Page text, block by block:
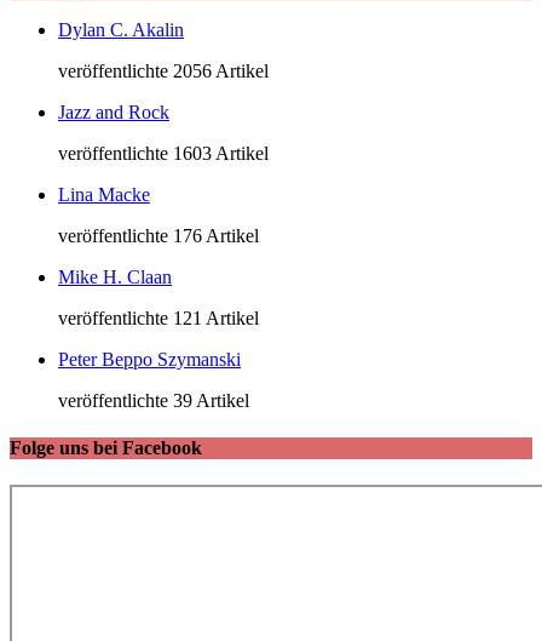
Dylan C. Akalin
veröffentlichte 2056 Artikel
Jazz and Rock
veröffentlichte 1603 Artikel
Lina Macke
veröffentlichte 176 Artikel
Mike H. Claan
veröffentlichte 121 Artikel
Peter Beppo Szymanski
veröffentlichte 39 Artikel
Folge uns bei Facebook